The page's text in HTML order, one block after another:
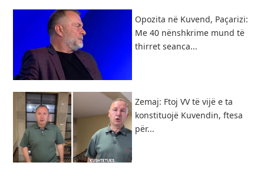
Opozita në Kuvend, Paçarizi:
Me 40 nënshkrime mund të
thirret seanca...
Zemaj: Ftoj VV të vijë e ta
konstituojë Kuvendin, ftesa
për...